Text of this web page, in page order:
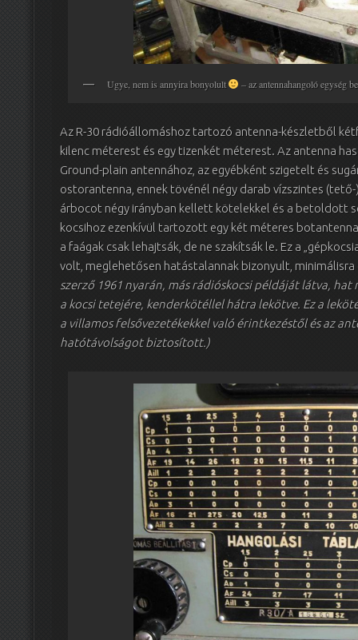
Ugye, nem is annyira bonyolult – az antennahangoló egység
Az R-30 rádióállomáshoz tartozó antenna-készletből
kilenc méterest és egy tizenkét méterest. Az antenna
Ground-plain antennához, az egyébként szigetelt és
ostorantenna, ennek tövénél négy darab vízszintes
árbocot négy irányban kellett kötelekkel és a betoldott
kocsihoz ezenkívül tartozott egy két méteres
a faágak csak lehajtsák, de ne szakítsák le. Ez a
volt, meglehetősen hatástalannak bizonyult,
szerző 1961 nyarán, más rádióskocsi példáját látva,
a kocsi tetejére, kenderkötéllel hátra lekötve. Ez a
a villamos felsővezetékekkel való érintkezéstől és az
hatótávolságot biztosított.)